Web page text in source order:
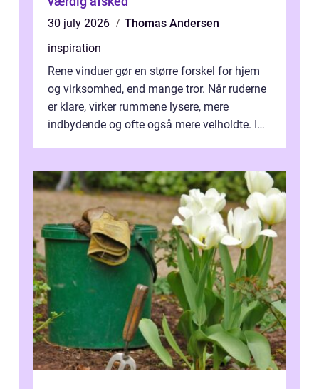
30 july 2026
Thomas Andersen
inspiration
Rene vinduer gør en større forskel for hjem
og virksomhed, end mange tror. Når ruderne
er klare, virker rummene lysere, mere
indbydende og ofte også mere velholdte. I